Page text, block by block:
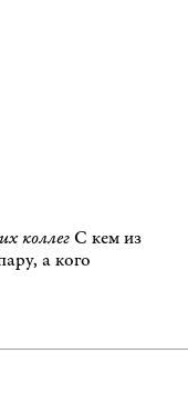
коллег С кем из
а кого